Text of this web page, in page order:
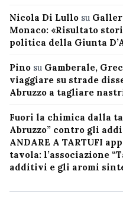
Nicola Di Lullo su
Monaco: «Risultato
politica della Giunta
Pino su Gamberale,
viaggiare su strade
Abruzzo a tagliare
Fuori la chimica dalla
Abruzzo” contro gli
ANDARE A TARTUFI app
tavola: l’associazione
additivi e gli aromi